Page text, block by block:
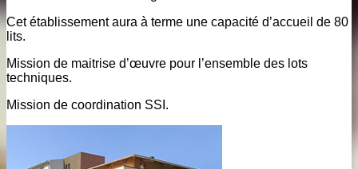
Cet établissement aura à terme une capacité d’accueil de 80
lits.
Mission de maitrise d’œuvre pour l’ensemble des lots
techniques.
Mission de coordination SSI.